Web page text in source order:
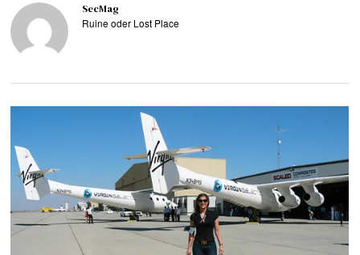
SecMag
Ruine oder Lost Place